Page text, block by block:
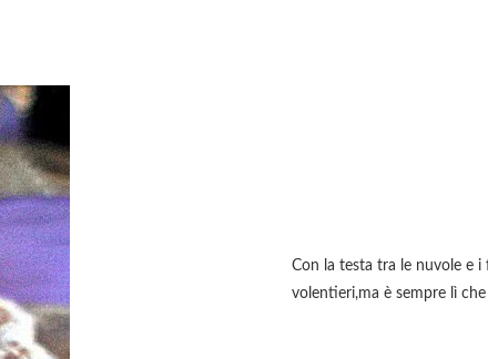
Con la testa tra le nuvole e i
volentieri,ma è sempre lì